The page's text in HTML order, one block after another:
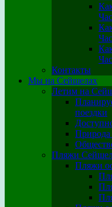
Контакты
Мы на Сейшелах
Летим на
поездки
Природа
Пляжи
Пляжи